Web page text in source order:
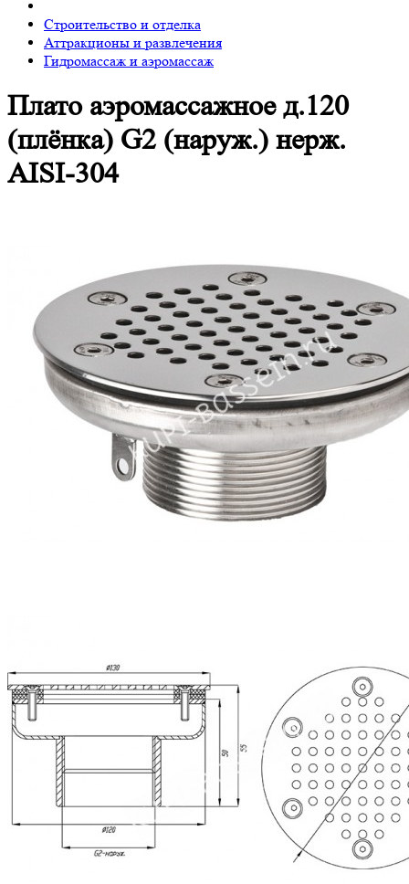
Строительство и отделка
Аттракционы и развлечения
Гидромассаж и аэромассаж
Плато аэромассажное д.120
(плёнка) G2 (наруж.) нерж.
AISI-304